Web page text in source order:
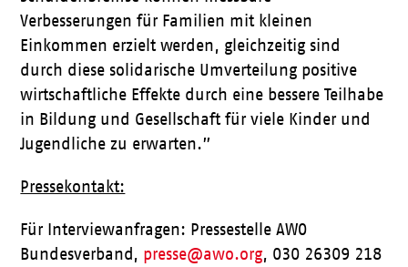
Verbesserungen für Familien mit kleinen
Einkommen erzielt werden, gleichzeitig sind
durch diese solidarische Umverteilung positive
wirtschaftliche Effekte durch eine bessere Teilhabe
in Bildung und Gesellschaft für viele Kinder und
Jugendliche zu erwarten.”
Pressekontakt:
Für Interviewanfragen: Pressestelle AWO
Bundesverband, presse@awo.org, 030 26309 218